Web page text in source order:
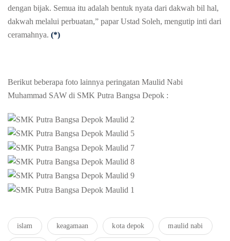
dengan bijak. Semua itu adalah bentuk nyata dari dakwah bil hal,
dakwah melalui perbuatan,” papar Ustad Soleh, mengutip inti dari
ceramahnya. (*)
Berikut beberapa foto lainnya peringatan Maulid Nabi
Muhammad SAW di SMK Putra Bangsa Depok :
islam keagamaan kota depok maulid nabi